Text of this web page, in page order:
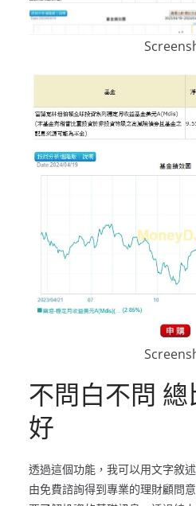
不問白不問
好
透過這個功能，我可以用文字敘
由免費諮詢得到專業的理財顧問